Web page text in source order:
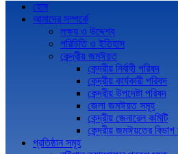
হোম
আমাদের সম্পর্কে
লক্ষ্য ও উদ্দেশ্য
পরিচিতি ও ইতিহাস
কেন্দ্রীয় জমঈয়ত
কেন্দ্রীয় নির্বাহী পরিষদ
কেন্দ্রীয় কার্যকারী পরিষদ
কেন্দ্রীয় উপদেষ্টা পরিষদ
জেলা জমঈয়ত সমূহ
কেন্দ্রীয় জেনারেল কমিটি
কেন্দ্রীয় জমঈয়তের
প্রতিষ্ঠান সমূহ